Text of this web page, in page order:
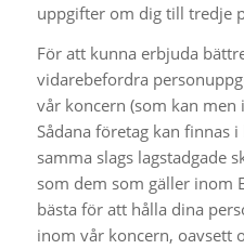
uppgifter om dig till tredje
För att kunna erbjuda
vidarebefordra
vår koncern (som kan men
Sådana företag kan finnas
samma slags lagstadgade
som dem som gäller inom
bästa för att hålla dina
inom vår koncern, oavsett